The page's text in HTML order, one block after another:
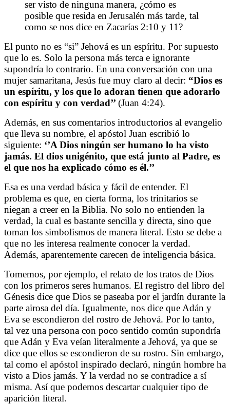
ser visto de ninguna manera, ¿cómo es
posible que resida en Jerusalén más tarde, tal
como se nos dice en Zacarías 2:10 y 11?
El punto no es “si” Jehová es un espíritu. Por supuesto
que lo es. Solo la persona más terca e ignorante
supondría lo contrario. En una conversación con una
mujer samaritana, Jesús fue muy claro al decir: “Dios es
un espíritu, y los que lo adoran tienen que adorarlo
con espíritu y con verdad’’ (Juan 4:24).
Además, en sus comentarios introductorios al evangelio
que lleva su nombre, el apóstol Juan escribió lo
siguiente: ‘’A Dios ningún ser humano lo ha visto
jamás. El dios unigénito, que está junto al Padre, es
el que nos ha explicado cómo es él.’’
Esa es una verdad básica y fácil de entender. El
problema es que, en cierta forma, los trinitarios se
niegan a creer en la Biblia. No solo no entienden la
verdad, la cual es bastante sencilla y directa, sino que
toman los simbolismos de manera literal. Esto se debe a
que no les interesa realmente conocer la verdad.
Además, aparentemente carecen de inteligencia básica.
Tomemos, por ejemplo, el relato de los tratos de Dios
con los primeros seres humanos. El registro del libro del
Génesis dice que Dios se paseaba por el jardín durante la
parte airosa del día. Igualmente, nos dice que Adán y
Eva se escondieron del rostro de Jehová. Por lo tanto,
tal vez una persona con poco sentido común supondría
que Adán y Eva veían literalmente a Jehová, ya que se
dice que ellos se escondieron de su rostro. Sin embargo,
tal como el apóstol inspirado declaró, ningún hombre ha
visto a Dios jamás. Y la verdad no se contradice a sí
misma. Así que podemos descartar cualquier tipo de
aparición literal.